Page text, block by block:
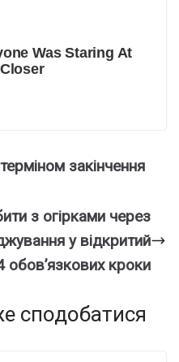
закінчення
з огірками через
у відкритий
обов’язкових кроки
сподобатися